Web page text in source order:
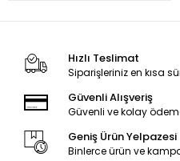
Hızlı Teslimat
Siparişleriniz en kısa
Güvenli Alışveriş
Güvenli ve kolay
Geniş Ürün Yelpazesi
Binlerce ürün ve